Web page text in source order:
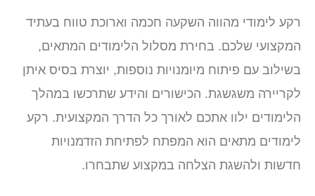
לימודי מהווה השקעה חכמה וארוכת טווח בעתיד
שלכם. בחירת מסלול הלימודים המתאים,
עם פיתוח מיומנויות נוספות, יוצרת בסיס איתן
משגשגת. הכישורים והידע שתרכשו במהלך
ילוו אתכם לאורך כל הדרך המקצועית. רקע
מתאים הוא המפתח לפתיחת הזדמנויות
ולהשגת הצלחה במקצוע שתבחרו.